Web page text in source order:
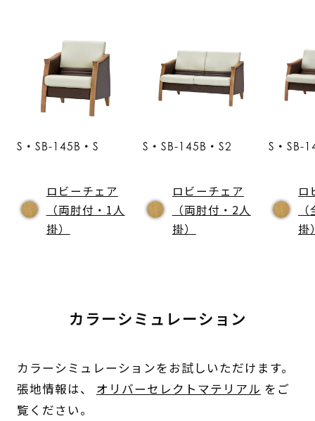
S・SB-145B・S
ロビーチェア
（両肘付・1人
掛）
S・SB-145B・S2
ロビーチェア
（両肘付・2人
掛）
S・SB-
ロ
掛
カラーシミュレーション
カラーシミュレーションをお試しいただけます。
張地情報は、 オリバーセレクトマテリアル をご
覧ください。